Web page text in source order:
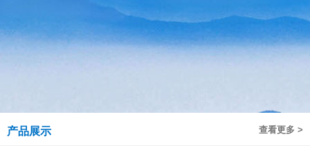
查看更多 >
产品展示